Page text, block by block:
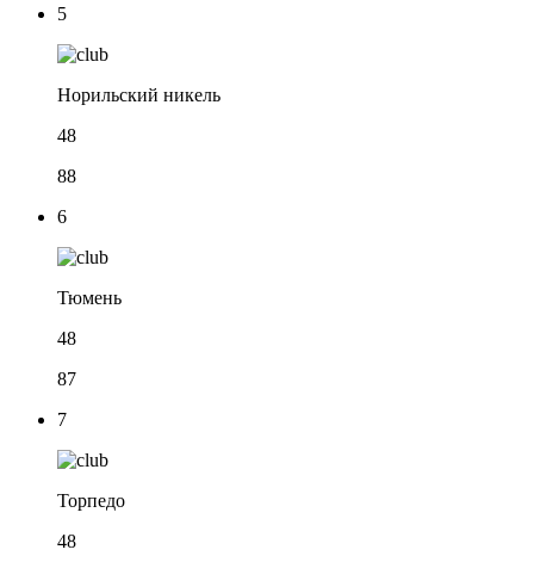
5
Норильский никель
48
88
6
Тюмень
48
87
7
Торпедо
48